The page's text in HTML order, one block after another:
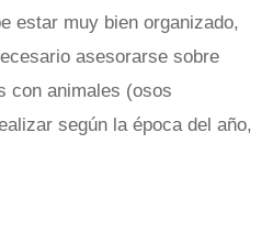
estar muy bien organizado,
asesorarse sobre
con animales (osos
según la época del año,